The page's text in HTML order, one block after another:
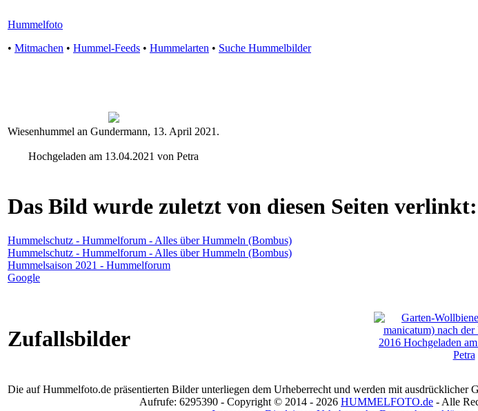
Hummelfoto
• Mitmachen • Hummel-Feeds • Hummelarten • Suche Hummelbilder
Wiesenhummel an Gundermann, 13. April 2021.
Hochgeladen am 13.04.2021 von Petra
Das Bild wurde zuletzt von diesen Seiten verlinkt:
Hummelschutz - Hummelforum - Alles über Hummeln (Bombus)
Hummelschutz - Hummelforum - Alles über Hummeln (Bombus)
Hummelsaison 2021 - Hummelforum
Google
Zufallsbilder
Die auf Hummelfoto.de präsentierten Bilder unterliegen dem Urheberrecht und werden mit ausdrücklicher
Aufrufe: 6295390 - Copyright © 2014 - 2026 HUMMELFOTO.de - Alle